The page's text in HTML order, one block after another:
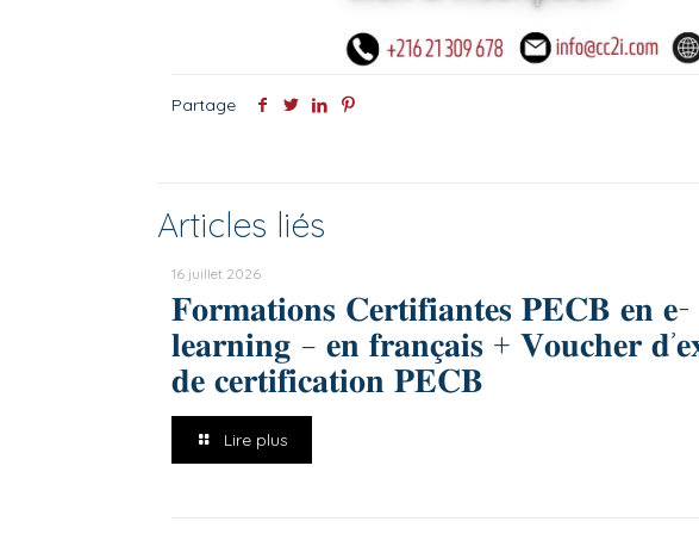
Partage
Articles liés
16 juillet 2026
𝐅𝐨𝐫𝐦𝐚𝐭𝐢𝐨𝐧𝐬 𝐂𝐞𝐫𝐭𝐢𝐟𝐢𝐚𝐧𝐭𝐞𝐬 𝐏𝐄𝐂𝐁 𝐞𝐧 𝐞-
𝐥𝐞𝐚𝐫𝐧𝐢𝐧𝐠 – 𝐞𝐧 𝐟𝐫𝐚𝐧𝐜̧𝐚𝐢𝐬 + 𝐕𝐨𝐮𝐜𝐡𝐞𝐫
𝐝𝐞 𝐜𝐞𝐫𝐭𝐢𝐟𝐢𝐜𝐚𝐭𝐢𝐨𝐧 𝐏𝐄𝐂𝐁
Lire plus